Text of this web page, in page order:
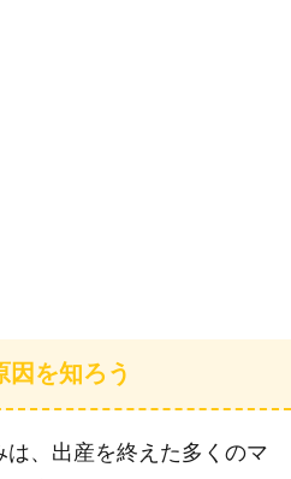
因を知ろう
、出産を終えた多くのマ